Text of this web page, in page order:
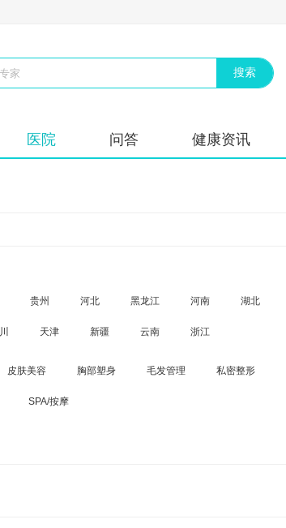
医院 问答 健康资讯
贵州 河北 黑龙江 河南 湖北
天津 新疆 云南 浙江
皮肤美容 胸部塑身 毛发管理 私密整形
SPA/按摩